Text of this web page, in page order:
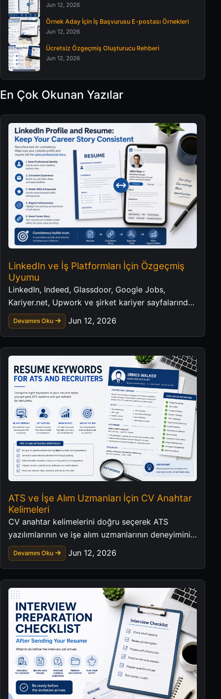
Jun 12, 2026
Örnek Aday İçin İş Başvurusu E-postası Örnekleri
Jun 12, 2026
Ücretsiz Özgeçmiş Oluşturucu Rehberi
Jun 12, 2026
En Çok Okunan Yazılar
LinkedIn ve İş Platformları İçin Özgeçmiş
Uyumu
LinkedIn, Indeed, Glassdoor, Google Jobs,
Kariyer.net, Upwork ve şirket kariyer sayfalarında
tutarlı bir profesyonel profil oluşturun.
Devamını Oku Jun 12, 2026
ATS ve İşe Alım Uzmanları İçin CV Anahtar
Kelimeleri
CV anahtar kelimelerini doğru seçerek ATS
yazılımlarının ve işe alım uzmanlarının deneyiminizi
daha net anlamasını sağlayın.
Devamını Oku Jun 12, 2026